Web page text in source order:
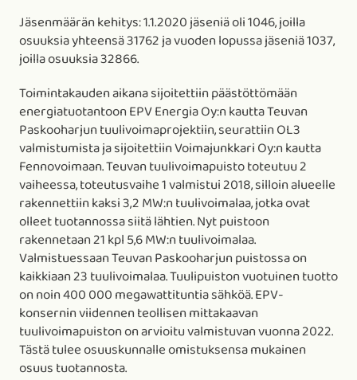
Jäsenmäärän kehitys: 1.1.2020 jäseniä oli 1046, joilla
osuuksia yhteensä 31762 ja vuoden lopussa jäseniä 1037,
joilla osuuksia 32866.
Toimintakauden aikana sijoitettiin päästöttömään
energiatuotantoon EPV Energia Oy:n kautta Teuvan
Paskooharjun tuulivoimaprojektiin, seurattiin OL3
valmistumista ja sijoitettiin Voimajunkkari Oy:n kautta
Fennovoimaan. Teuvan tuulivoimapuisto toteutuu 2
vaiheessa, toteutusvaihe 1 valmistui 2018, silloin alueelle
rakennettiin kaksi 3,2 MW:n tuulivoimalaa, jotka ovat
olleet tuotannossa siitä lähtien. Nyt puistoon
rakennetaan 21 kpl 5,6 MW:n tuulivoimalaa.
Valmistuessaan Teuvan Paskooharjun puistossa on
kaikkiaan 23 tuulivoimalaa. Tuulipuiston vuotuinen tuotto
on noin 400 000 megawattituntia sähköä. EPV-
konsernin viidennen teollisen mittakaavan
tuulivoimapuiston on arvioitu valmistuvan vuonna 2022.
Tästä tulee osuuskunnalle omistuksensa mukainen
osuus tuotannosta.